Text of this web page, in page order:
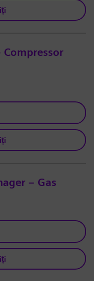
Compressor
– Gas